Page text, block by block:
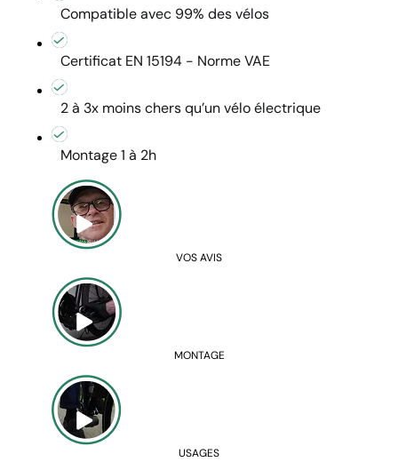
Compatible avec 99% des vélos
Certificat EN 15194 - Norme VAE
2 à 3x moins chers qu’un vélo électrique
Montage 1 à 2h
VOS AVIS
MONTAGE
USAGES